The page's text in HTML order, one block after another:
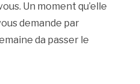
Un moment qu’elle
demande par
da passer le